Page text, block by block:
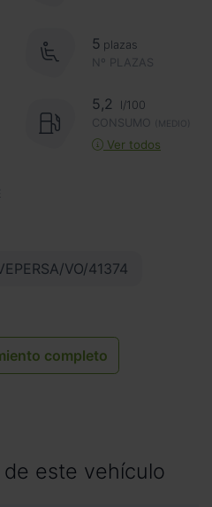
Nº PLAZAS
5 plazas
5,2
l/100
CONSUMO
(MEDIO)
Ver todos
VO/41374
completo
de este vehículo